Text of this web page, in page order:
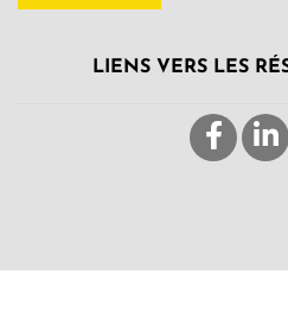
LIENS VERS LES